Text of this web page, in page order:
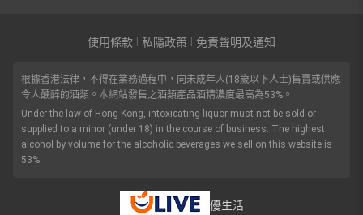
使用條款 私隱政策 免責聲明及通知
根據香港法律，不得在業務過程中，向未成年人(18歲以下人士)售賣或供應
令人醺醉的酒類。本網站發售之酒類產品酒精濃度最高為53%。
Under the law of Hong Kong, intoxicating liquor must not be sold or
supplied to a minor (under 18) in the course of business. The highest
alcohol by volume for the alcoholic beverages we sell on this website is
53%.
優生活